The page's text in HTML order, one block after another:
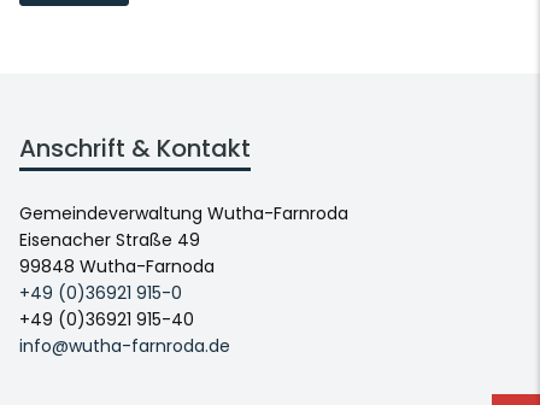
Anschrift & Kontakt
Gemeindeverwaltung Wutha-Farnroda
Eisenacher Straße 49
99848 Wutha-Farnoda
+49 (0)36921 915-0
+49 (0)36921 915-40
info@wutha-farnroda.de